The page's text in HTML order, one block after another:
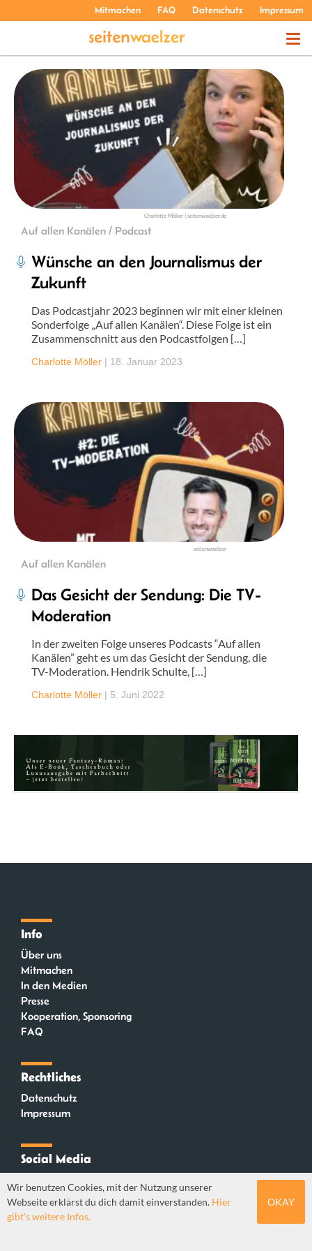
Mitmachen FAQ Datenschutz Impressum
THEMEN
PODCASTS
ÜBER UNS
Charlotte Möller | seitenwaelzer.de
Auf allen Kanälen / Podcast
Wünsche an den Journalismus der
Zukunft
Das Podcastjahr 2023 beginnen wir mit einer kleinen
Sonderfolge „Auf allen Kanälen“. Diese Folge ist ein
Zusammenschnitt aus den Podcastfolgen […]
Charlotte Möller | 18. Januar 2023
seitenwaelzer
Auf allen Kanälen
Das Gesicht der Sendung: Die TV-
Moderation
In der zweiten Folge unseres Podcasts “Auf allen
Kanälen” geht es um das Gesicht der Sendung, die
TV-Moderation. Hendrik Schulte, […]
Charlotte Möller | 5. Juni 2022
Info
Über uns
Mitmachen
In den Medien
Presse
Kooperation, Sponsoring
FAQ
Rechtliches
Datenschutz
Impressum
Social Media
Mastodon
Wir benutzen Cookies, mit der Nutzung unserer
Webseite erklärst du dich damit einverstanden. Hier
gibt's weitere Infos.
OKAY